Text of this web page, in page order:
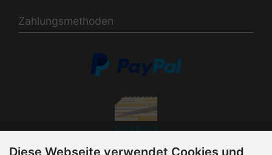
Zahlungsmethoden
Vorkasse
Diese Webseite verwendet Cookies und